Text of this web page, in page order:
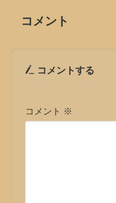
コメント
コメントする
コメント ※